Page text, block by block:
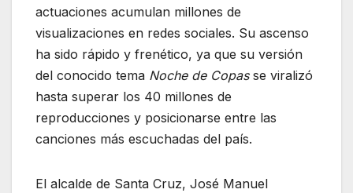
actuaciones acumulan millones de
visualizaciones en redes sociales. Su ascenso
ha sido rápido y frenético, ya que su versión
del conocido tema Noche de Copasse viralizó
hasta superar los 40 millones de
reproducciones y posicionarse entre las
canciones más escuchadas del país.
El alcalde de Santa Cruz, José Manuel